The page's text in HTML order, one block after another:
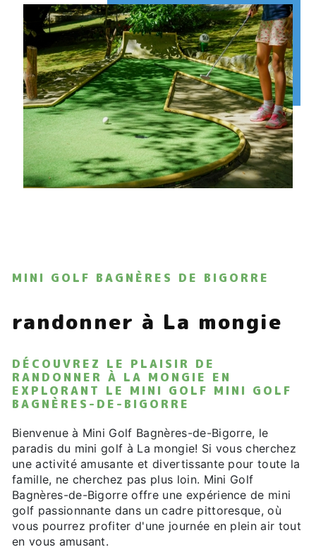
MINI GOLF BAGNÈRES DE BIGORRE
randonner à La mongie
DÉCOUVREZ LE PLAISIR DE
RANDONNER À LA MONGIE EN
EXPLORANT LE MINI GOLF MINI GOLF
BAGNÈRES-DE-BIGORRE
Bienvenue à Mini Golf Bagnères-de-Bigorre, le
paradis du mini golf à La mongie! Si vous cherchez
une activité amusante et divertissante pour toute la
famille, ne cherchez pas plus loin. Mini Golf
Bagnères-de-Bigorre offre une expérience de mini
golf passionnante dans un cadre pittoresque, où
vous pourrez profiter d'une journée en plein air tout
en vous amusant.